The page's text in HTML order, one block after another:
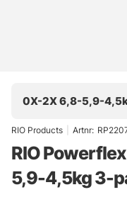
0X-2X 6,8-5,9-
RIO Products Artnr:
RIO
5,9-4,5kg 3-